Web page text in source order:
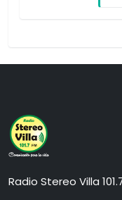
Radio Stereo Villa